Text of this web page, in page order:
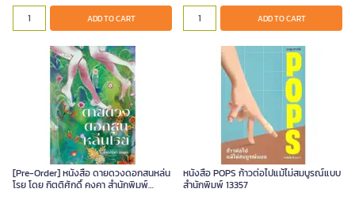
ADD TO CART ADD TO CART
[Pre-Order] หนังสือ ดายดวงดอกสนหล่น
โรย โดย กิตติศักดิ์ คงคา สำนักพิมพ์
หนังสือ POPS ก้าวต่อไปแม้ไม่สมบูรณ์แบบ
สำนักพิมพ์ 13357